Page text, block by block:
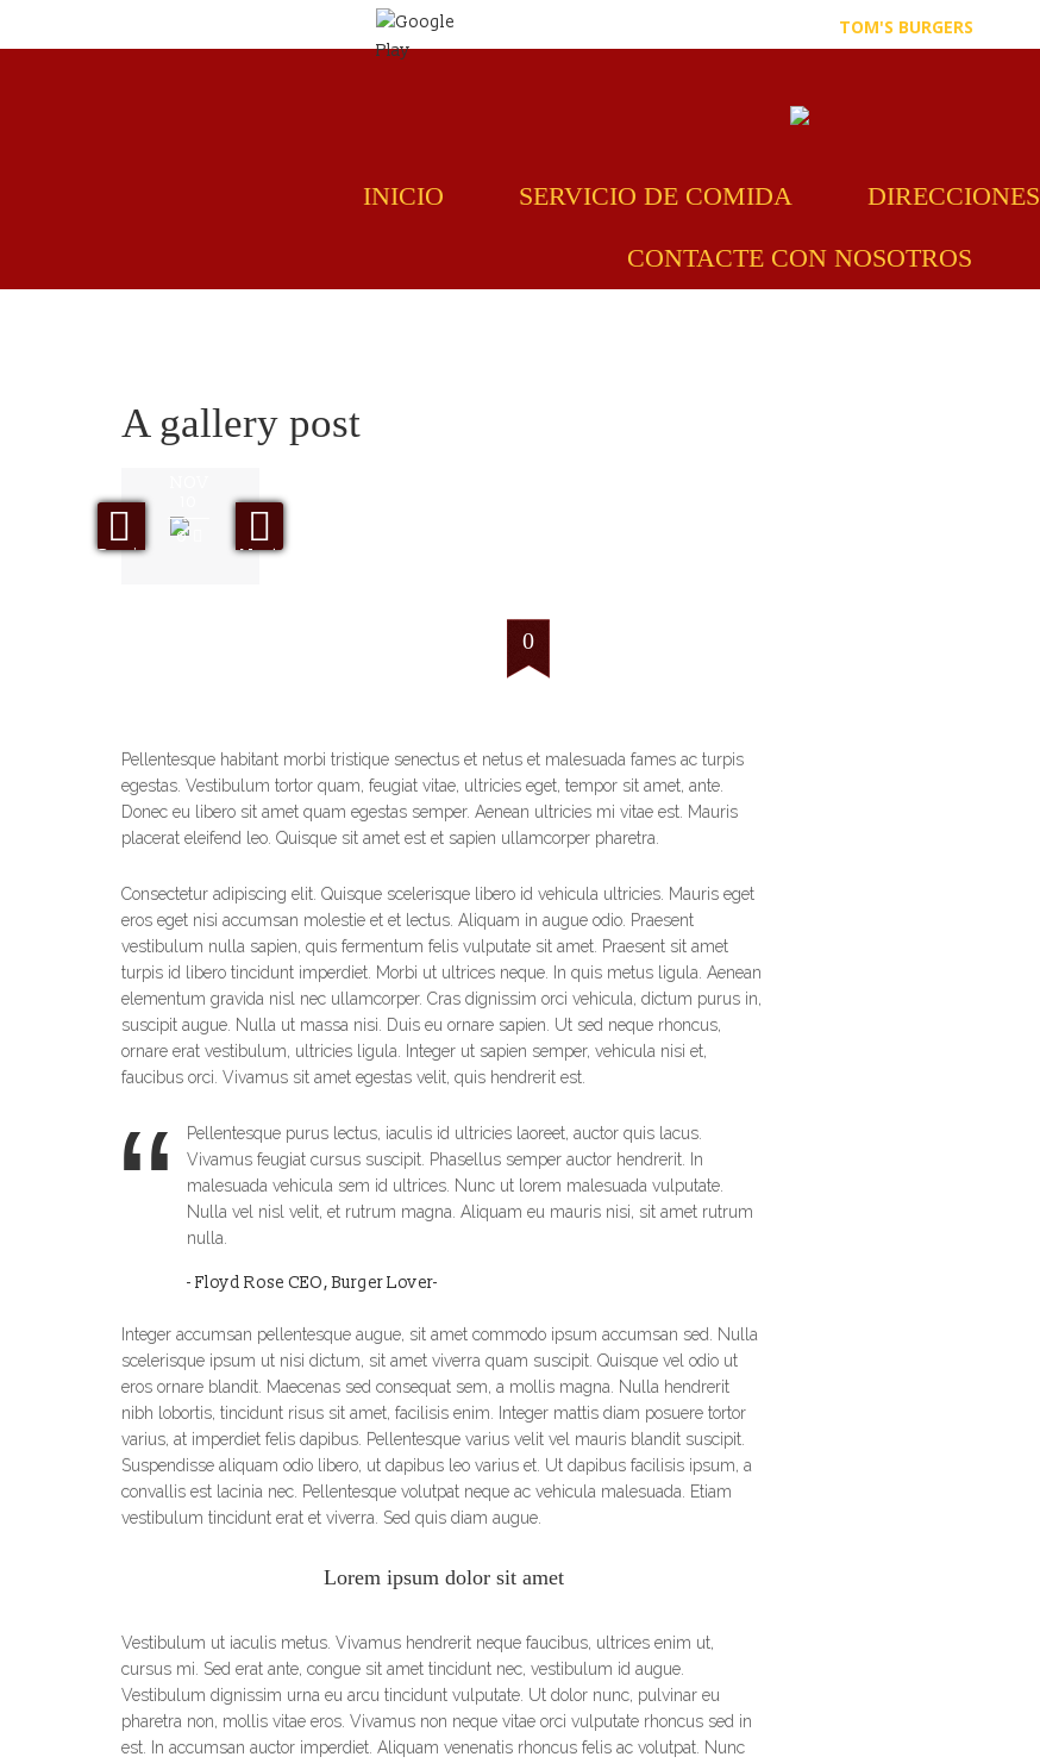
TOM'S BURGERS
INICIO SERVICIO DE COMIDA DIRECCIONES
CONTACTE CON NOSOTROS
A gallery post
Previous Next
0
0
Pellentesque habitant morbi tristique senectus et netus et malesuada fames ac turpis
egestas. Vestibulum tortor quam, feugiat vitae, ultricies eget, tempor sit amet, ante.
Donec eu libero sit amet quam egestas semper. Aenean ultricies mi vitae est. Mauris
placerat eleifend leo. Quisque sit amet est et sapien ullamcorper pharetra.
Consectetur adipiscing elit. Quisque scelerisque libero id vehicula ultricies. Mauris eget
eros eget nisi accumsan molestie et et lectus. Aliquam in augue odio. Praesent
vestibulum nulla sapien, quis fermentum felis vulputate sit amet. Praesent sit amet
turpis id libero tincidunt imperdiet. Morbi ut ultrices neque. In quis metus ligula. Aenean
elementum gravida nisl nec ullamcorper. Cras dignissim orci vehicula, dictum purus in,
suscipit augue. Nulla ut massa nisi. Duis eu ornare sapien. Ut sed neque rhoncus,
ornare erat vestibulum, ultricies ligula. Integer ut sapien semper, vehicula nisi et,
faucibus orci. Vivamus sit amet egestas velit, quis hendrerit est.
Pellentesque purus lectus, iaculis id ultricies laoreet, auctor quis lacus.
Vivamus feugiat cursus suscipit. Phasellus semper auctor hendrerit. In
malesuada vehicula sem id ultrices. Nunc ut lorem malesuada vulputate.
Nulla vel nisl velit, et rutrum magna. Aliquam eu mauris nisi, sit amet rutrum
nulla.
- Floyd Rose CEO, Burger Lover-
Integer accumsan pellentesque augue, sit amet commodo ipsum accumsan sed. Nulla
scelerisque ipsum ut nisi dictum, sit amet viverra quam suscipit. Quisque vel odio ut
eros ornare blandit. Maecenas sed consequat sem, a mollis magna. Nulla hendrerit
nibh lobortis, tincidunt risus sit amet, facilisis enim. Integer mattis diam posuere tortor
varius, at imperdiet felis dapibus. Pellentesque varius velit vel mauris blandit suscipit.
Suspendisse aliquam odio libero, ut dapibus leo varius et. Ut dapibus facilisis ipsum, a
convallis est lacinia nec. Pellentesque volutpat neque ac vehicula malesuada. Etiam
vestibulum tincidunt erat et viverra. Sed quis diam augue.
Lorem ipsum dolor sit amet
Vestibulum ut iaculis metus. Vivamus hendrerit neque faucibus, ultrices enim ut,
cursus mi. Sed erat ante, congue sit amet tincidunt nec, vestibulum id augue.
Vestibulum dignissim urna eu arcu tincidunt vulputate. Ut dolor nunc, pulvinar eu
pharetra non, mollis vitae eros. Vivamus non neque vitae orci vulputate rhoncus sed in
est. In accumsan auctor imperdiet. Aliquam venenatis rhoncus felis ac volutpat. Nunc